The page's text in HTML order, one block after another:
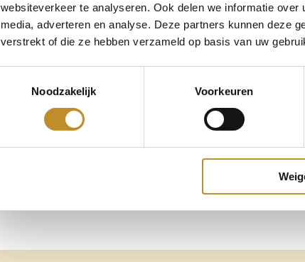
websiteverkeer te analyseren. Ook delen we informatie
media, adverteren en analyse. Deze partners kunnen deze
verstrekt of die ze hebben verzameld op basis van uw
Noodzakelijk
Voorkeuren